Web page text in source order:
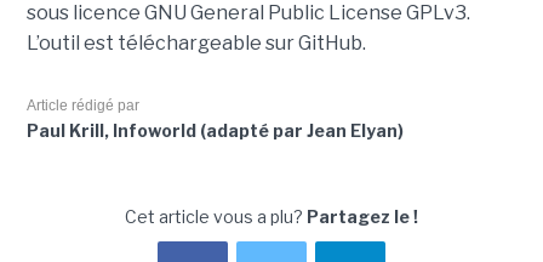
sous licence GNU General Public License GPLv3.
L’outil est téléchargeable sur GitHub.
Article rédigé par
Paul Krill, Infoworld (adapté par Jean Elyan)
Cet article vous a plu? Partagez le !